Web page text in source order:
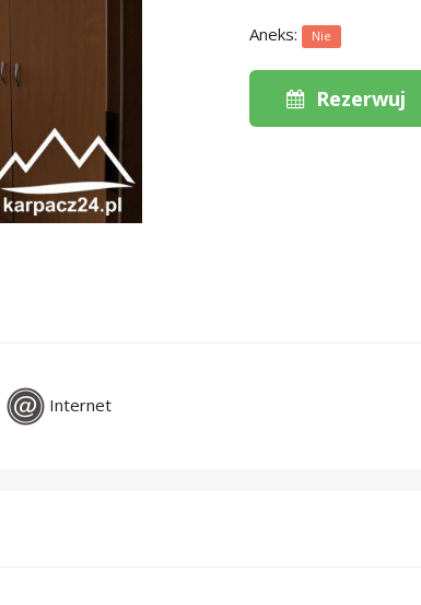
Aneks: Nie
Rezerwuj
Internet